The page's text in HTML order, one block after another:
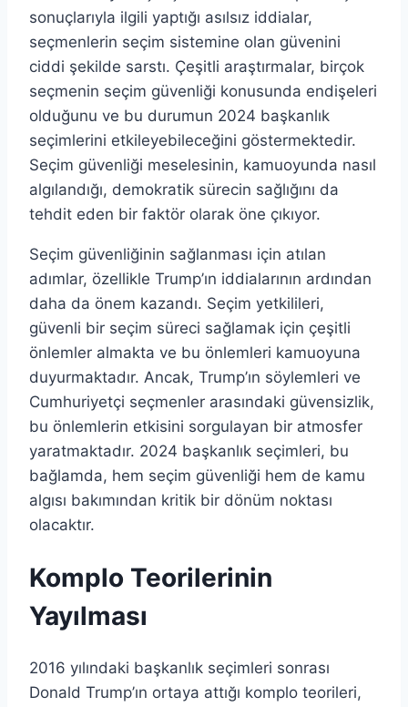
sonuçlarıyla ilgili yaptığı asılsız iddialar,
seçmenlerin seçim sistemine olan güvenini
ciddi şekilde sarstı. Çeşitli araştırmalar, birçok
seçmenin seçim güvenliği konusunda endişeleri
olduğunu ve bu durumun 2024 başkanlık
seçimlerini etkileyebileceğini göstermektedir.
Seçim güvenliği meselesinin, kamuoyunda nasıl
algılandığı, demokratik sürecin sağlığını da
tehdit eden bir faktör olarak öne çıkıyor.
Seçim güvenliğinin sağlanması için atılan
adımlar, özellikle Trump’ın iddialarının ardından
daha da önem kazandı. Seçim yetkilileri,
güvenli bir seçim süreci sağlamak için çeşitli
önlemler almakta ve bu önlemleri kamuoyuna
duyurmaktadır. Ancak, Trump’ın söylemleri ve
Cumhuriyetçi seçmenler arasındaki güvensizlik,
bu önlemlerin etkisini sorgulayan bir atmosfer
yaratmaktadır. 2024 başkanlık seçimleri, bu
bağlamda, hem seçim güvenliği hem de kamu
algısı bakımından kritik bir dönüm noktası
olacaktır.
Komplo Teorilerinin
Yayılması
2016 yılındaki başkanlık seçimleri sonrası
Donald Trump’ın ortaya attığı komplo teorileri,